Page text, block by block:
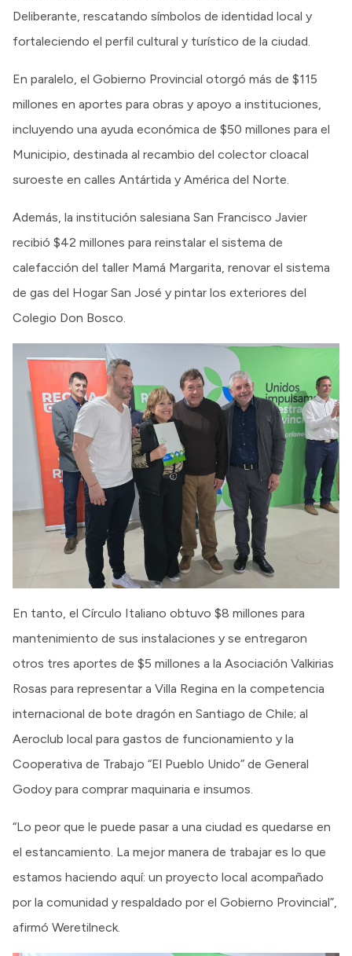
Deliberante, rescatando símbolos de identidad local y
fortaleciendo el perfil cultural y turístico de la ciudad.
En paralelo, el Gobierno Provincial otorgó más de $115
millones en aportes para obras y apoyo a instituciones,
incluyendo una ayuda económica de $50 millones para el
Municipio, destinada al recambio del colector cloacal
suroeste en calles Antártida y América del Norte.
Además, la institución salesiana San Francisco Javier
recibió $42 millones para reinstalar el sistema de
calefacción del taller Mamá Margarita, renovar el sistema
de gas del Hogar San José y pintar los exteriores del
Colegio Don Bosco.
En tanto, el Círculo Italiano obtuvo $8 millones para
mantenimiento de sus instalaciones y se entregaron
otros tres aportes de $5 millones a la Asociación Valkirias
Rosas para representar a Villa Regina en la competencia
internacional de bote dragón en Santiago de Chile; al
Aeroclub local para gastos de funcionamiento y la
Cooperativa de Trabajo “El Pueblo Unido” de General
Godoy para comprar maquinaria e insumos.
“Lo peor que le puede pasar a una ciudad es quedarse en
el estancamiento. La mejor manera de trabajar es lo que
estamos haciendo aquí: un proyecto local acompañado
por la comunidad y respaldado por el Gobierno Provincial”,
afirmó Weretilneck.